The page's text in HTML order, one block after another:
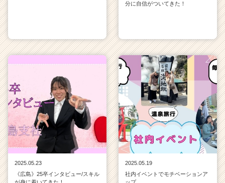
分に自信がついてきた！
2025.05.23
《広島》25卒インタビュー/スキル
2025.05.19
社内イベントでモチベーションア